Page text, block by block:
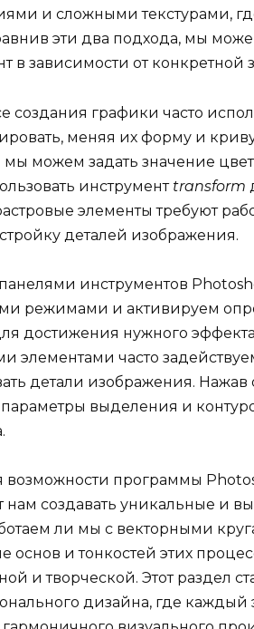
и сложными текстурами,
эти два подхода, мы
в зависимости от конкретной
создания графики часто
меняя их форму и
можем задать значение
инструмент transform
элементы требуют
деталей изображения.
панелями инструментов
режимами и активируем
достижения нужного
элементами часто
детали изображения.
выделения и
возможности программы
нам создавать уникальные и
ли мы с векторными
основ и тонкостей этих
и творческой. Этот раздел
дизайна, где каждый